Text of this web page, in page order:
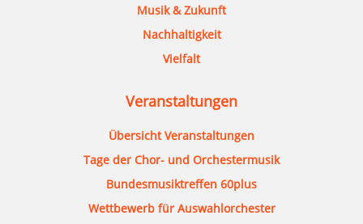
Musik & Zukunft
Nachhaltigkeit
Vielfalt
Veranstaltungen
Übersicht Veranstaltungen
Tage der Chor- und Orchestermusik
Bundesmusiktreffen 60plus
Wettbewerb für Auswahlorchester